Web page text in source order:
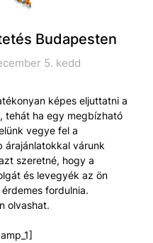
Budapesten
5. kedd
képes eljuttatni a
tehát ha egy megbízható
vegye fel a
árajánlatokkal várunk
szeretné, hogy a
és levegyék az ön
fordulnia.
olvashat.